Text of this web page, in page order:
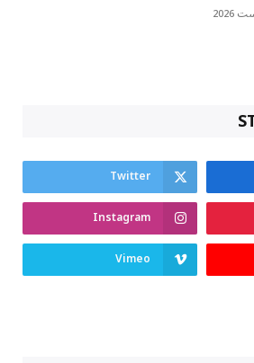
Twitter
Instagram
Vimeo